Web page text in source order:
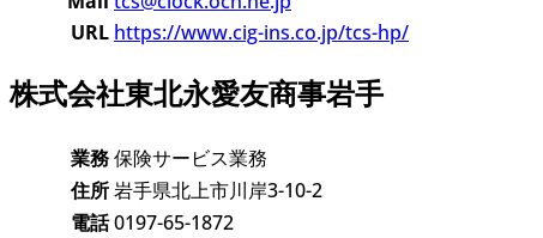
URL https://www.cig-ins.co.jp/tcs-hp/
株式会社東北永愛友商事岩手
業務保険サービス業務
住所岩手県北上市川岸3-10-2
電話0197-65-1872